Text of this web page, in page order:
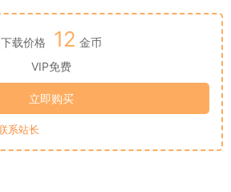
下载价格 12 金币
VIP免费
立即购买
系站长